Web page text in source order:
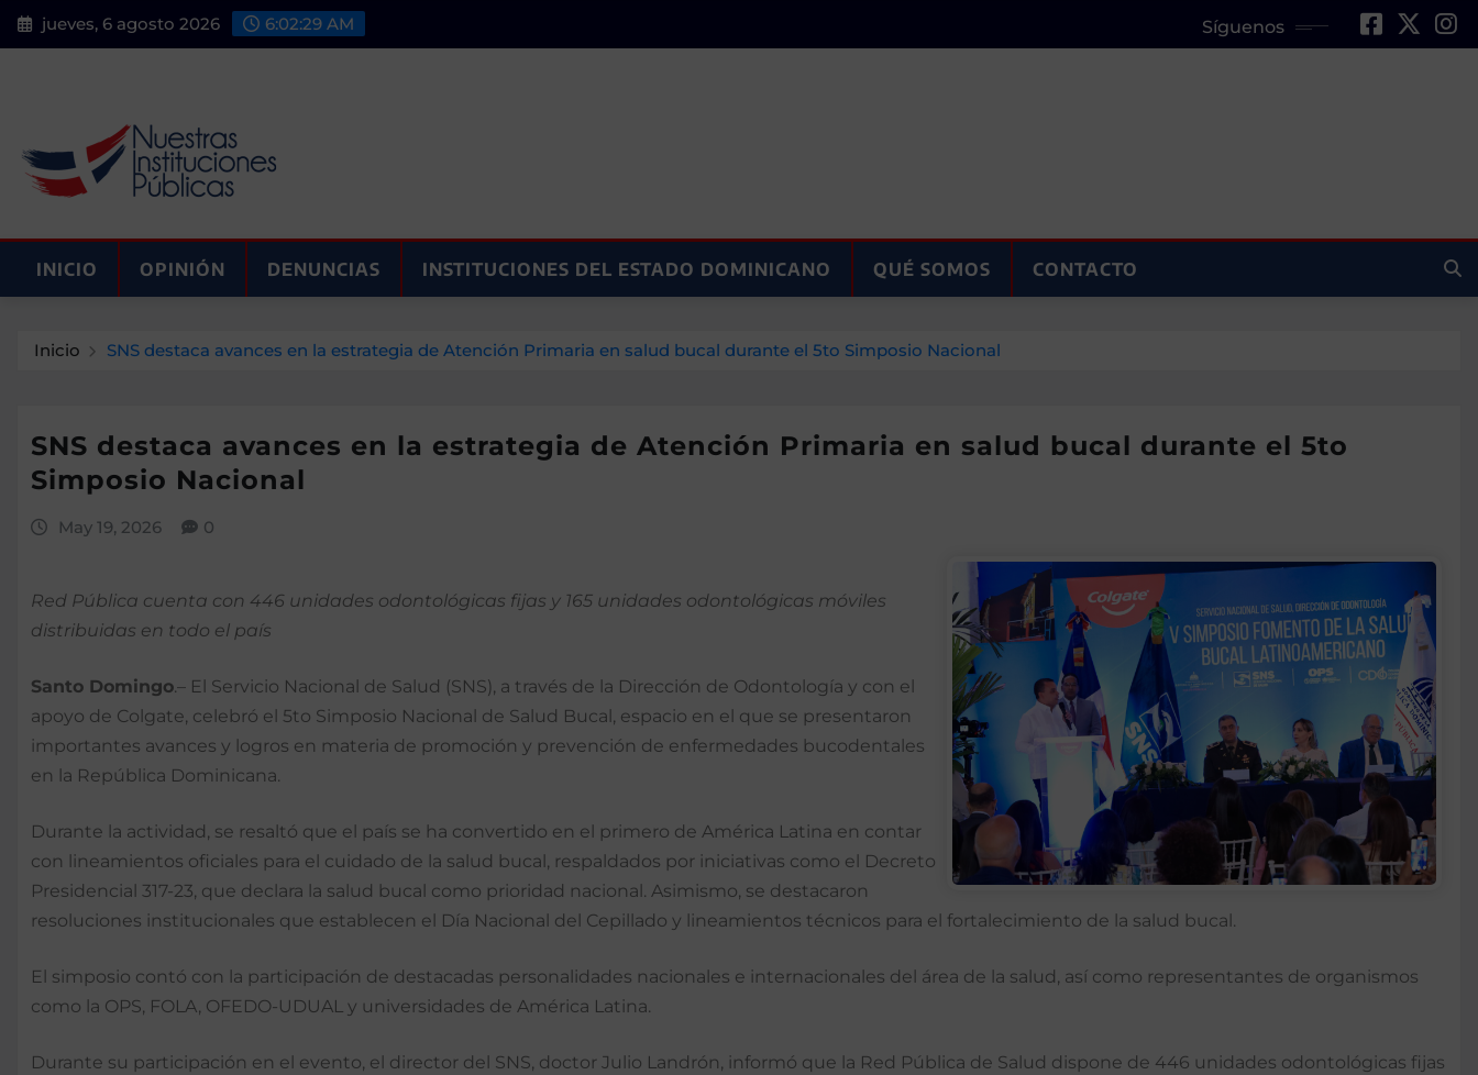
Saltar
al
jueves, 6 agosto 2026 6:02:30 AM Síguenos
INICIO OPINIÓN DENUNCIAS INSTITUCIONES DEL ESTADO DOMINICANO QUÉ SOMOS CONTACTO
Inicio SNS destaca avances en la estrategia de Atención Primaria en salud bucal durante el 5to Simposio Nacional
SNS destaca avances en la estrategia de Atención Primaria en salud bucal durante el 5to
Simposio Nacional
May 19, 2026 0
Red Pública cuenta con 446 unidades odontológicas fijas y 165 unidades odontológicas móviles
distribuidas en todo el país
Santo Domingo.– El Servicio Nacional de Salud (SNS), a través de la Dirección de Odontología y con el
apoyo de Colgate, celebró el 5to Simposio Nacional de Salud Bucal, espacio en el que se presentaron
importantes avances y logros en materia de promoción y prevención de enfermedades bucodentales
en la República Dominicana.
Durante la actividad, se resaltó que el país se ha convertido en el primero de América Latina en contar
con lineamientos oficiales para el cuidado de la salud bucal, respaldados por iniciativas como el Decreto
Presidencial 317-23, que declara la salud bucal como prioridad nacional. Asimismo, se destacaron
resoluciones institucionales que establecen el Día Nacional del Cepillado y lineamientos técnicos para el fortalecimiento de la salud bucal.
El simposio contó con la participación de destacadas personalidades nacionales e internacionales del área de la salud, así como representantes de organismos
como la OPS, FOLA, OFEDO-UDUAL y universidades de América Latina.
Durante su participación en el evento, el director del SNS, doctor Julio Landrón, informó que la Red Pública de Salud dispone de 446 unidades odontológicas fijas